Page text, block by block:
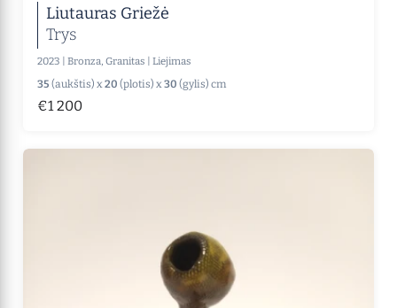
Liutauras Griežė
Trys
2023 | Bronza, Granitas | Liejimas
35 (aukštis) x 20 (plotis) x 30 (gylis) cm
€1 200